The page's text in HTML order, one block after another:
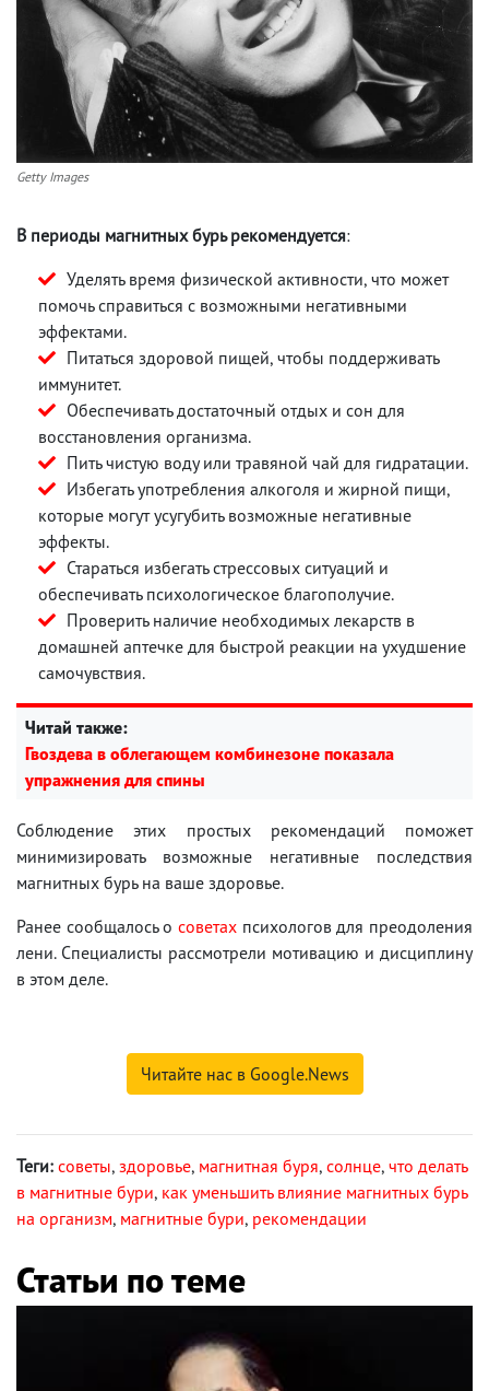
Getty Images
В периоды магнитных бурь рекомендуется:
Уделять время физической активности, что может
помочь справиться с возможными негативными
эффектами.
Питаться здоровой пищей, чтобы поддерживать
иммунитет.
Обеспечивать достаточный отдых и сон для
восстановления организма.
Пить чистую воду или травяной чай для гидратации.
Избегать употребления алкоголя и жирной пищи,
которые могут усугубить возможные негативные
эффекты.
Стараться избегать стрессовых ситуаций и
обеспечивать психологическое благополучие.
Проверить наличие необходимых лекарств в
домашней аптечке для быстрой реакции на ухудшение
самочувствия.
Читай также:
Гвоздева в облегающем комбинезоне показала
упражнения для спины
Соблюдение этих простых рекомендаций поможет
минимизировать возможные негативные последствия
магнитных бурь на ваше здоровье.
Ранее сообщалось о советах психологов для преодоления
лени. Специалисты рассмотрели мотивацию и дисциплину
в этом деле.
Читайте нас в Google.News
Теги: советы, здоровье, магнитная буря, солнце, что делать
в магнитные бури, как уменьшить влияние магнитных бурь
на организм, магнитные бури, рекомендации
Статьи по теме